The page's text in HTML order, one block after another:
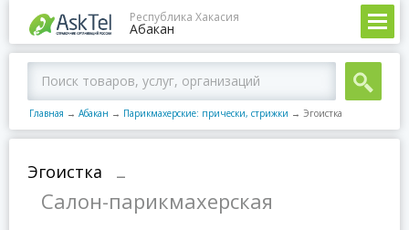
Республика Хакасия
Абакан
Главная → Абакан → Парикмахерские: прически, стрижки → Эгоистка
Эгоистка
–
Салон-парикмахерская